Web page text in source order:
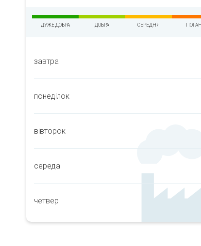
ДУЖЕ ДОБРА ДОБРА СЕРЕДНЯ
завтра
понеділок
вівторок
середа
четвер